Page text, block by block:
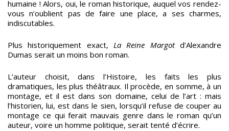
humaine ! Alors, oui, le roman historique, auquel vos rendez-
vous n’oublient pas de faire une place, a ses charmes,
indiscutables.
Plus historiquement exact, La Reine Margot d’Alexandre
Dumas serait un moins bon roman.
L’auteur choisit, dans l’Histoire, les faits les plus
dramatiques, les plus théâtraux. Il procède, en somme, à un
montage, et il est dans son domaine, celui de l’art : mais
l’historien, lui, est dans le sien, lorsqu’il refuse de couper au
montage ce qui ferait mauvais genre dans le roman qu’un
auteur, voire un homme politique, serait tenté d’écrire.